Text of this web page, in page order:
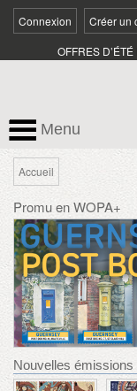
Connexion Créer un
OFFRES
Menu
Accueil
Promu en WOPA+
Nouvelles émissions